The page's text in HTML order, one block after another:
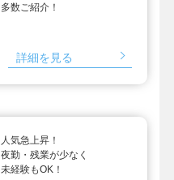
多数ご紹介！
詳細を見る
人気急上昇！
夜勤・残業が少なく
未経験もOK！